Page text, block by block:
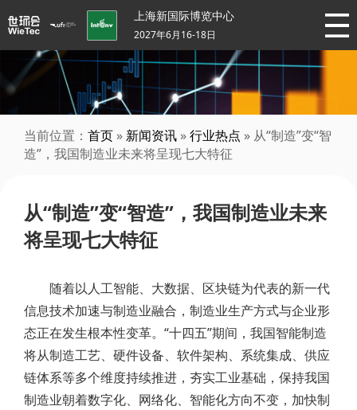
上海新国际博览中心
2027年6月16-18日
当前位置： 首页 » 新闻资讯 »行业热点 » 从“制造”变“智
造”，我国制造业未来将呈现七大特征
从“制造”变“智造”，我国制造业未来
将呈现七大特征
随着以人工智能、大数据、区块链为代表的新一代
信息技术加速与制造业融合，制造业生产方式与企业形
态正在发生根本性变革。“十四五”期间，我国智能制造
将从制造工艺、硬件设备、软件架构、系统集成、供应
链体系等多个维度持续推进，夯实工业基础，保持我国
制造业朝着数字化、网络化、智能化方向不变，加快制